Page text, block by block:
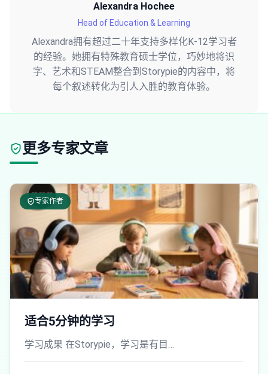
Alexandra Hochee
Head of Education & Learning
Alexandra拥有超过二十年支持多样化K-12学习者
的经验。她拥有特殊教育硕士学位，巧妙地将识
字、艺术和STEAM整合到Storypie的内容中，将
每个叙述转化为引人入胜的教育体验。
更多专家文章
专家作者
适合5分钟的学习
学习成果 在Storypie，学习是有目…